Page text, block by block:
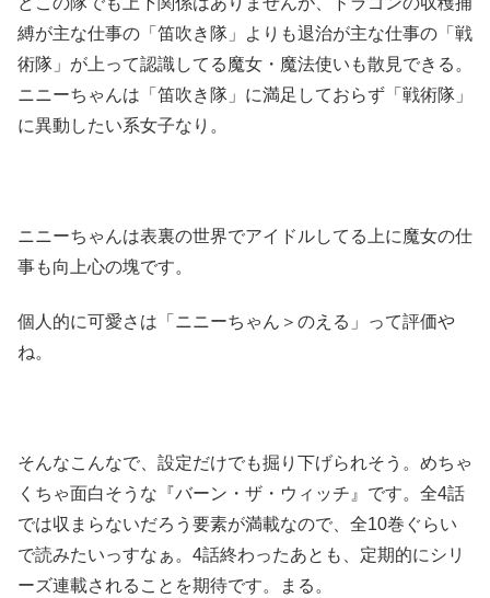
縛が主な仕事の「笛吹き隊」よりも退治が主な仕事の「戦
術隊」が上って認識してる魔女・魔法使いも散見できる。
ニニーちゃんは「笛吹き隊」に満足しておらず「戦術隊」
に異動したい系女子なり。
ニニーちゃんは表裏の世界でアイドルしてる上に魔女の仕
事も向上心の塊です。
個人的に可愛さは「ニニーちゃん＞のえる」って評価や
ね。
そんなこんなで、設定だけでも掘り下げられそう。めちゃ
くちゃ面白そうな『バーン・ザ・ウィッチ』です。全4話
では収まらないだろう要素が満載なので、全10巻ぐらい
で読みたいっすなぁ。4話終わったあとも、定期的にシリ
ーズ連載されることを期待です。まる。